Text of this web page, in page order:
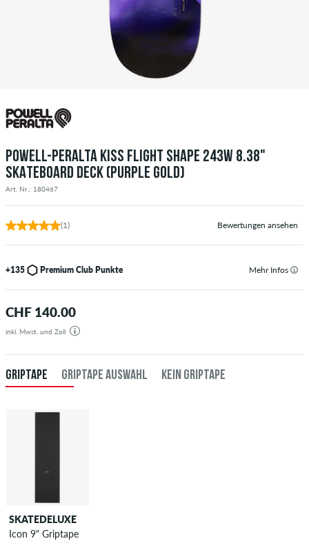
POWELL-PERALTA KISS FLIGHT SHAPE 243W 8.38"
SKATEBOARD DECK (PURPLE GOLD)
Art. Nr.: 180467
(1) Bewertungen ansehen
+135 Premium Club Punkte Mehr Infos
CHF 140.00
inkl. Mwst. und Zoll
GRIPTAPE GRIPTAPE AUSWAHL KEIN GRIPTAPE
SKATEDELUXE
Icon 9" Griptape